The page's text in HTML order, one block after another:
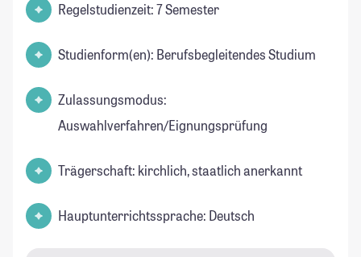
Regelstudienzeit: 7 Semester
Studienform(en): Berufsbegleitendes Studium
Zulassungsmodus:
Auswahlverfahren/Eignungsprüfung
Trägerschaft: kirchlich, staatlich anerkannt
Hauptunterrichtssprache: Deutsch